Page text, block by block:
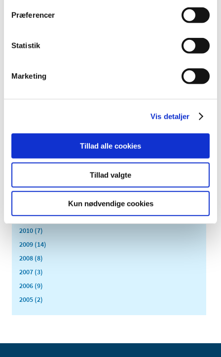
Præferencer
Statistik
Marketing
Vis detaljer
Tillad alle cookies
Tillad valgte
Kun nødvendige cookies
juli (11)
maj (21)
februar (12)
2017 (167)
2015 (33)
2013 (49)
2011 (13)
2010 (7)
2009 (14)
2008 (8)
2007 (3)
2006 (9)
2005 (2)